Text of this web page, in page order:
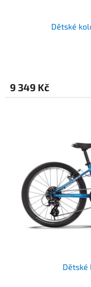
Dětské
9 349 Kč
Dětské